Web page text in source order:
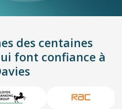
des centaines
font confiance à